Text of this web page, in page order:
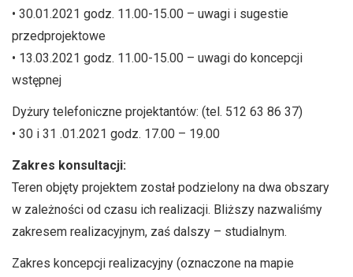
• 30.01.2021 godz. 11.00-15.00 – uwagi i sugestie
przedprojektowe
• 13.03.2021 godz. 11.00-15.00 – uwagi do koncepcji
wstępnej
Dyżury telefoniczne projektantów: (tel. 512 63 86 37)
• 30 i 31 .01.2021 godz. 17.00 – 19.00
Zakres konsultacji:
Teren objęty projektem został podzielony na dwa obszary
w zależności od czasu ich realizacji. Bliższy nazwaliśmy
zakresem realizacyjnym, zaś dalszy – studialnym.
Zakres koncepcji realizacyjny (oznaczone na mapie